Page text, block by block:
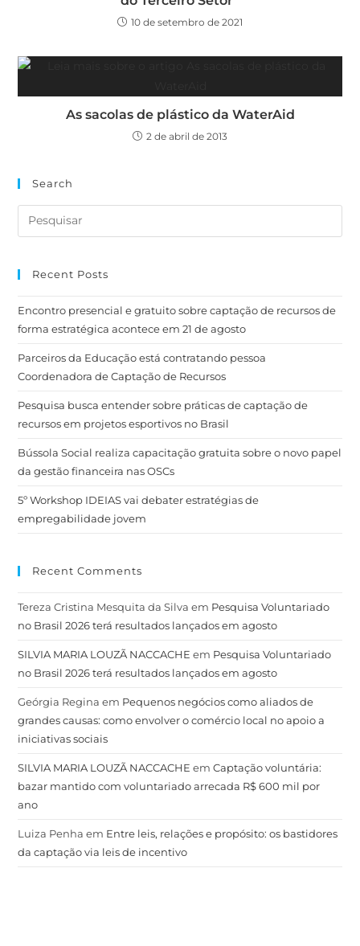
10 de setembro de 2021
As sacolas de plástico da WaterAid
2 de abril de 2013
Search
Recent Posts
Encontro presencial e gratuito sobre captação de recursos de
forma estratégica acontece em 21 de agosto
Parceiros da Educação está contratando pessoa
Coordenadora de Captação de Recursos
Pesquisa busca entender sobre práticas de captação de
recursos em projetos esportivos no Brasil
Bússola Social realiza capacitação gratuita sobre o novo papel
da gestão financeira nas OSCs
5º Workshop IDEIAS vai debater estratégias de
empregabilidade jovem
Recent Comments
Tereza Cristina Mesquita da Silva em Pesquisa Voluntariado
no Brasil 2026 terá resultados lançados em agosto
SILVIA MARIA LOUZÃ NACCACHE em Pesquisa Voluntariado
no Brasil 2026 terá resultados lançados em agosto
Geórgia Regina em Pequenos negócios como aliados de
grandes causas: como envolver o comércio local no apoio a
iniciativas sociais
SILVIA MARIA LOUZÃ NACCACHE emCaptação voluntária:
bazar mantido com voluntariado arrecada R$ 600 mil por
ano
Luiza Penha em Entre leis, relações e propósito: os bastidores
da captação via leis de incentivo